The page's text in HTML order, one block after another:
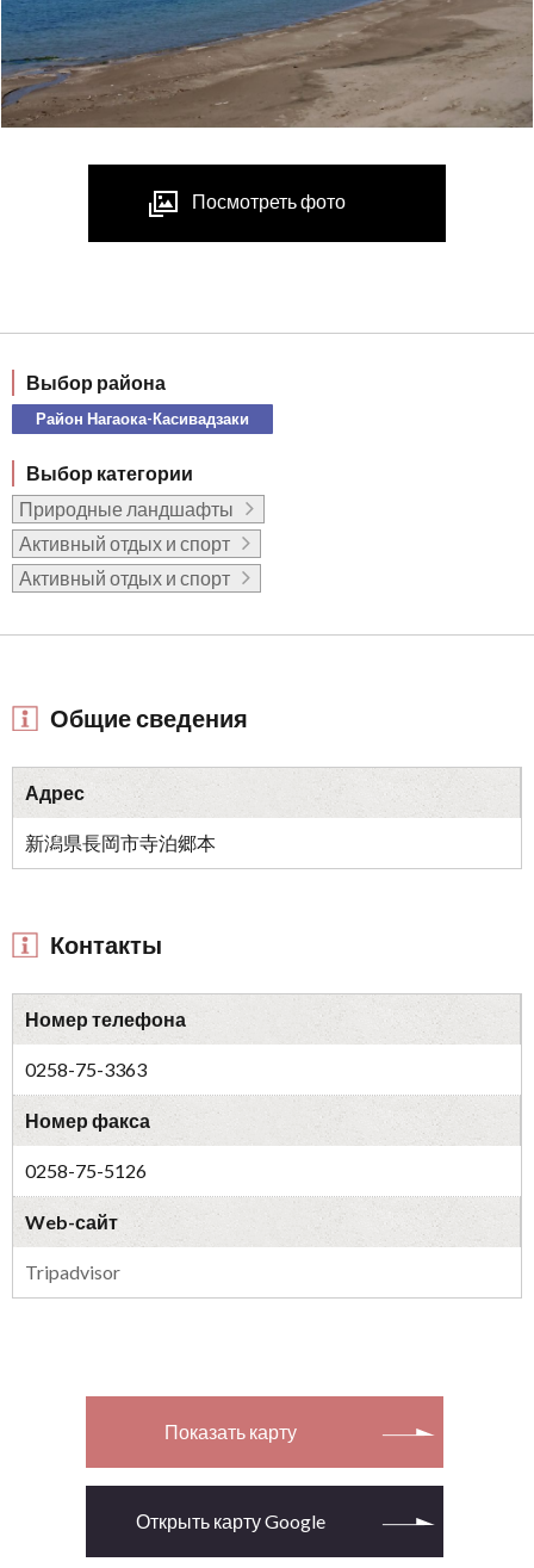
Посмотреть фото
Выбор района
Район Нагаока-Касивадзаки
Выбор категории
Природные ландшафты
Активный отдых и спорт
Активный отдых и спорт
Общие сведения
Адрес
新潟県長岡市寺泊郷本
Контакты
Номер телефона
0258-75-3363
Номер факса
0258-75-5126
Web-сайт
Tripadvisor
Показать карту
Открыть карту Google